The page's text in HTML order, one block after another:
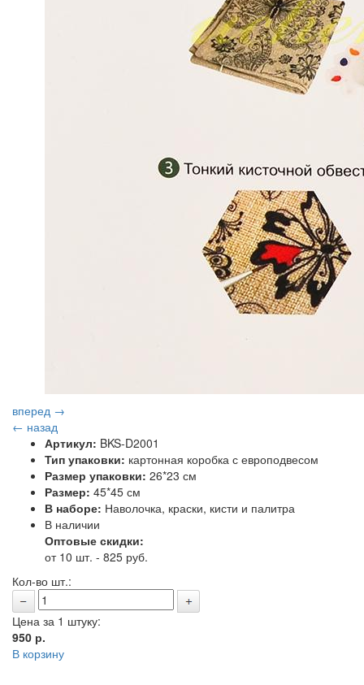
вперед →
← назад
Артикул: BKS-D2001
Тип упаковки: картонная коробка с европодвесом
Размер упаковки: 26*23 см
Размер: 45*45 см
В наборе: Наволочка, краски, кисти и палитра
В наличии
Оптовые скидки:
от 10 шт. - 825 руб.
Кол-во шт.:
Цена за 1 штуку:
950 р.
В корзину